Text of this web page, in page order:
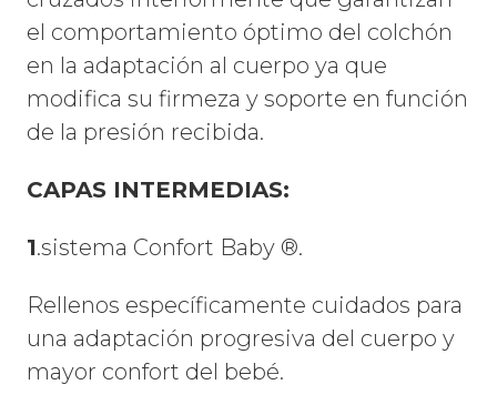
el comportamiento óptimo del colchón
en la adaptación al cuerpo ya que
modifica su firmeza y soporte en función
de la presión recibida.
CAPAS INTERMEDIAS:
1.sistema Confort Baby ®.
Rellenos específicamente cuidados para
una adaptación progresiva del cuerpo y
mayor confort del bebé.